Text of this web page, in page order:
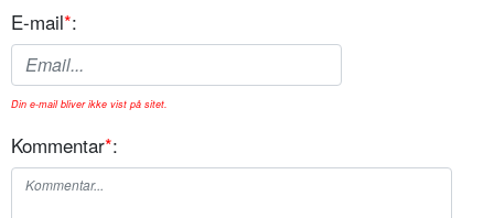
E-mail*:
Din e-mail bliver ikke vist på sitet.
Kommentar*: